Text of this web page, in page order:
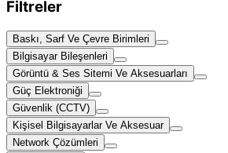
Filtreler
Baskı, Sarf Ve Çevre Birimleri
Bilgisayar Bileşenleri
Görüntü & Ses Sitemi Ve Aksesuarları
Güç Elektroniği
Güvenlik (CCTV)
Kişisel Bilgisayarlar Ve Aksesuar
Network Çözümleri